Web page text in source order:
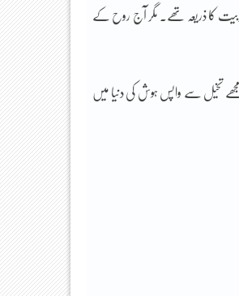
کا ذریعہ تھے۔ مگر آج روح کے
تخیل سے واپس ہوش کی دنیا میں